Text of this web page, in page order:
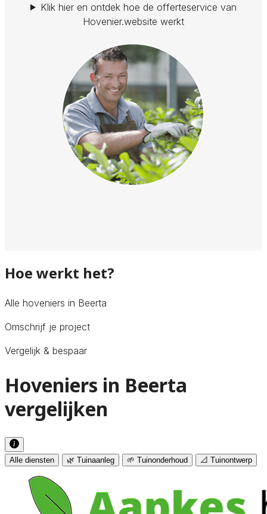
Klik hier en ontdek hoe de offerteservice van
Hovenier.website werkt
Hoe werkt het?
Alle hoveniers in Beerta
Omschrijf je project
Vergelijk & bespaar
Hoveniers in Beerta
vergelijken
Alle diensten 🌿 Tuinaanleg 🌱 Tuinonderhoud 📐 Tuinontwerp